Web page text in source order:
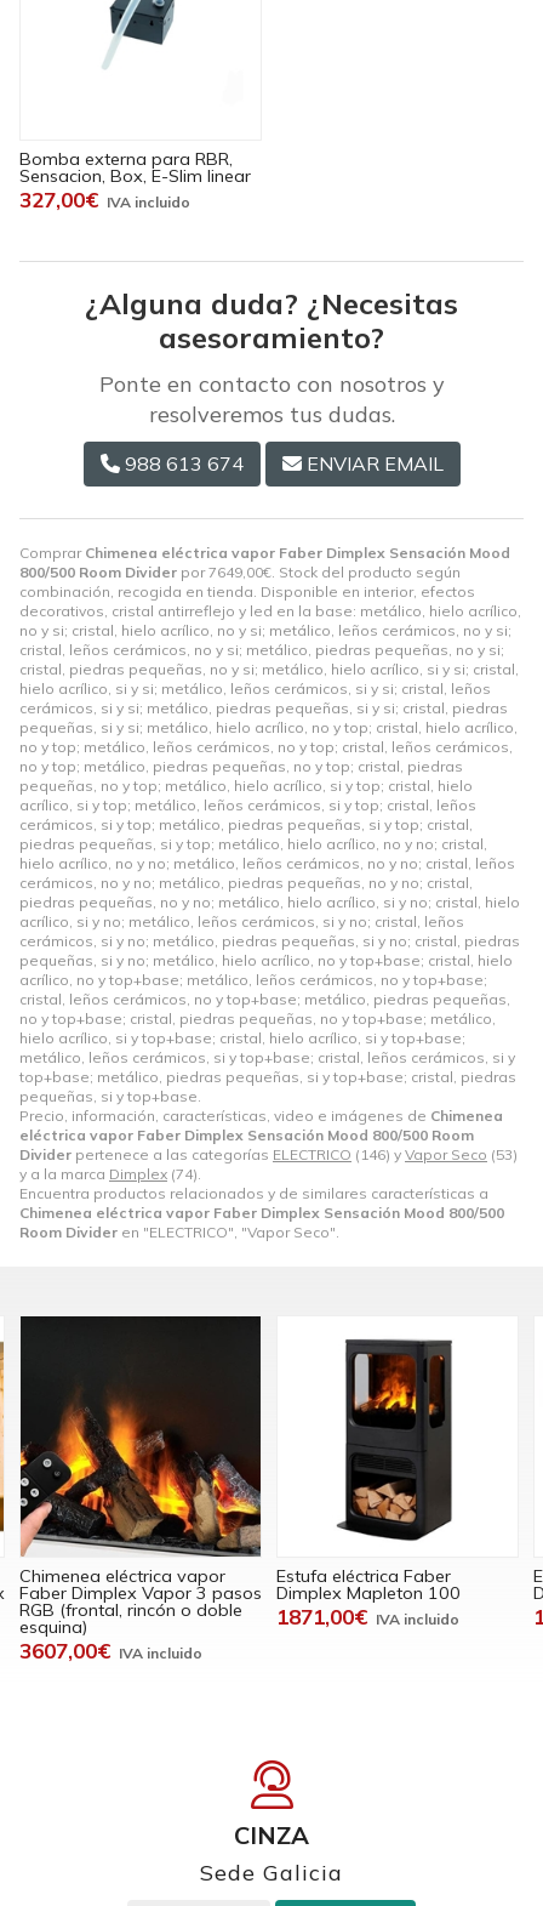
Comprar Chimenea eléctrica vapor Faber Dimplex Sensación Mood
800/500 Room Divider por7649,00€ . Stock del producto según
combinación, recogida en tienda. Disponible en interior, efectos
decorativos, cristal antirreflejo y led en la base: metálico, hielo acrílico,
no y si; cristal, hielo acrílico, no y si; metálico, leños cerámicos, no y si;
cristal, leños cerámicos, no y si; metálico, piedras pequeñas, no y si;
cristal, piedras pequeñas, no y si; metálico, hielo acrílico, si y si; cristal,
hielo acrílico, si y si; metálico, leños cerámicos, si y si; cristal, leños
cerámicos, si y si; metálico, piedras pequeñas, si y si; cristal, piedras
pequeñas, si y si; metálico, hielo acrílico, no y top; cristal, hielo acrílico,
no y top; metálico, leños cerámicos, no y top; cristal, leños cerámicos,
no y top; metálico, piedras pequeñas, no y top; cristal, piedras
pequeñas, no y top; metálico, hielo acrílico, si y top; cristal, hielo
acrílico, si y top; metálico, leños cerámicos, si y top; cristal, leños
cerámicos, si y top; metálico, piedras pequeñas, si y top; cristal,
piedras pequeñas, si y top; metálico, hielo acrílico, no y no; cristal,
hielo acrílico, no y no; metálico, leños cerámicos, no y no; cristal, leños
cerámicos, no y no; metálico, piedras pequeñas, no y no; cristal,
piedras pequeñas, no y no; metálico, hielo acrílico, si y no; cristal, hielo
acrílico, si y no; metálico, leños cerámicos, si y no; cristal, leños
cerámicos, si y no; metálico, piedras pequeñas, si y no; cristal, piedras
pequeñas, si y no; metálico, hielo acrílico, no y top+base; cristal, hielo
acrílico, no y top+base; metálico, leños cerámicos, no y top+base;
cristal, leños cerámicos, no y top+base; metálico, piedras pequeñas,
no y top+base; cristal, piedras pequeñas, no y top+base; metálico,
hielo acrílico, si y top+base; cristal, hielo acrílico, si y top+base;
metálico, leños cerámicos, si y top+base; cristal, leños cerámicos, si y
top+base; metálico, piedras pequeñas, si y top+base; cristal, piedras
pequeñas, si y top+base.
Precio, información, características, video e imágenes de Chimenea
eléctrica vapor Faber Dimplex Sensación Mood 800/500 Room
Divider pertenece a las categorías ELECTRICO (146) y Vapor Seco (53)
y a la marca Dimplex (74).
Encuentra productos relacionados y de similares características a
Chimenea eléctrica vapor Faber Dimplex Sensación Mood 800/500
Room Divider en "ELECTRICO", "Vapor Seco".
Bomba externa para RBR,
Sensacion, Box, E-Slim linear
327,00€
¿Alguna duda? ¿Necesitas
asesoramiento?
Ponte en contacto con nosotros y
resolveremos tus dudas.
988 613 674 ENVIAR EMAIL
Chimenea eléctrica vapor
Faber Dimplex Vapor 3 pasos
RGB (frontal, rincón o doble
esquina)
3607,00€
Estufa eléctrica Faber
Dimplex Mapleton 100
1871,00€
CINZA
Sede Galicia